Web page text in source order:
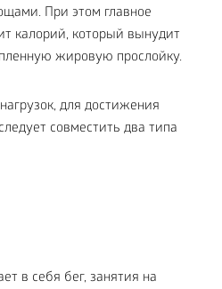
При этом главное
калорий, который вынудит
жировую прослойку.
для достижения
совместить два типа
в себя бег, занятия на